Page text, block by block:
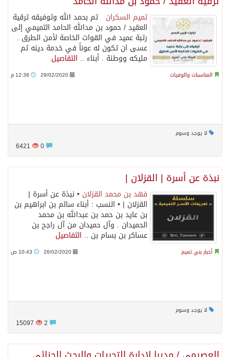
تميم السكران ‏تم بحمد الله وتوفيقه ترقية
العقيد / حمود بن مدالله الحامد التميمي إلى
رتبة عميد في القوات الخاصة لأمن الطرق .
عسى ان تكون له عوناً في خدمة دينه ثم
مليكه ووطنة . ‏أبناء .. التفاصيل
المناسبات والوفيات 29/02/2020
لا يوجد وسوم
6421
نبذة عن أسرة | القزلان |
فهد بن محمد القزلان • نبذة عن أسرة |
القزلان | • النسب : أبناء سالم بن ابراهيم بن
بن عايد بن حمد بن عبدالله بن محمد
الحميدان . وآل حميدان من آل راجح بن
عساكر بن بسام بن .. التفاصيل
أخبار بني تميم 26/02/2020
لا يوجد وسوم
15097